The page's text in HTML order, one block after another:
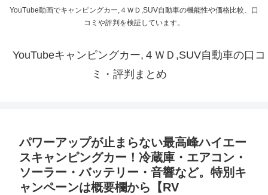
YouTube動画でキャンピングカー,４ＷＤ,SUV自動車の機能性や価格比較、口
コミや評判を検証しています。
YouTubeキャンピングカー,４ＷＤ,SUV自動車の口コ
ミ・評判まとめ
パワーアップが止まらない最高峰ハイエー
スキャンピングカー！冷蔵庫・エアコン・
ソーラー・バッテリー・音響など。特別キ
ャンペーンは概要欄から【RV